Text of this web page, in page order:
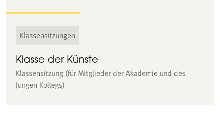
Klassensitzungen
Klasse der Künste
Klassensitzung (für Mitglieder der Akademie und des
Jungen Kollegs)